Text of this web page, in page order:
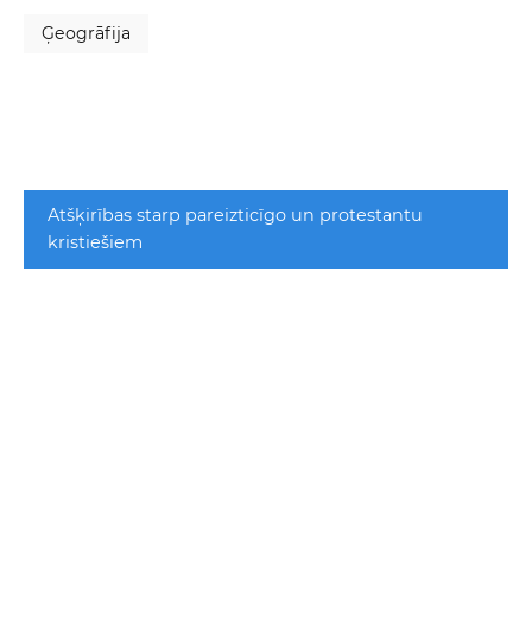
Ģeogrāfija
Atšķirības starp pareizticīgo un protestantu
kristiešiem